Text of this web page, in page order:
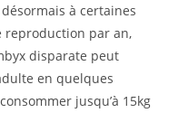
à certaines
reproduction par an,
disparate peut
en quelques
jusqu’à 15kg